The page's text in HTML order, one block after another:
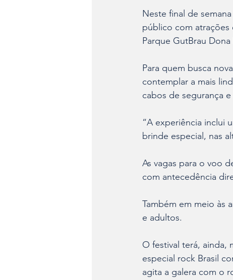
Neste final de
público com atrações
Parque GutBrau Dona
Para quem busca
contemplar a mais
cabos de segurança
“A experiência inclui
brinde especial, nas
As vagas para o voo
com antecedência
Também em meio às
e adultos.
O festival terá, ainda,
especial rock Brasil
agita a galera com o